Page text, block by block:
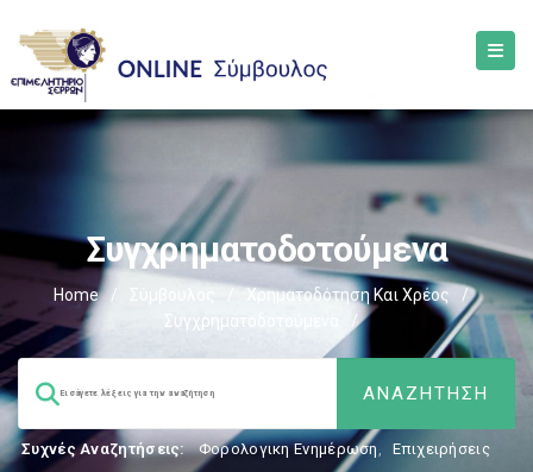
Συγχρηματοδοτούμενα
Home / Χρηματοδότηση Και Χρέος
/
Συγχρηματοδοτούμενα
/
Συχνές Αναζητήσεις: Φορολογικη Ενημέρωση, Επιχειρήσεις